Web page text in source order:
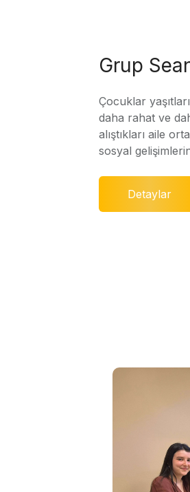
Grup
Çocuklar
daha rahat ve
alıştıkları aile
sosyal
Detaylar